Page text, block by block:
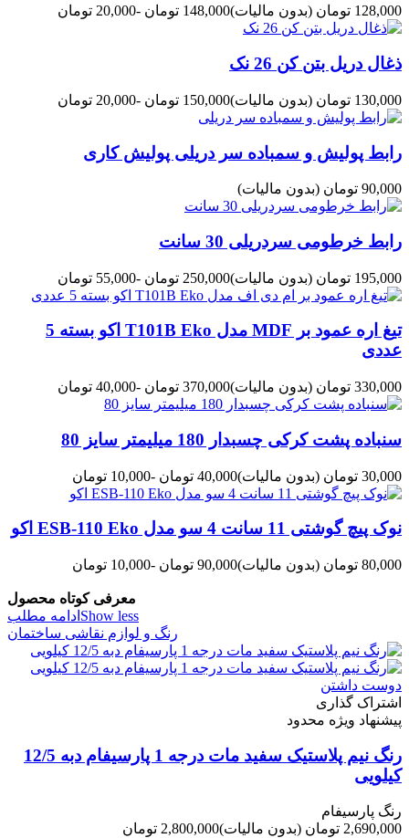
128,000 تومان (بدون مالیات)148,000 تومان -20,000 تومان
ذغال دریل بتن کن 26 نک
130,000 تومان (بدون مالیات)150,000 تومان -20,000 تومان
رابط پولیش و سمباده سر دریلی پولیش کاری
90,000 تومان (بدون مالیات)
رابط خرطومی سردریلی 30 سانت
195,000 تومان (بدون مالیات)250,000 تومان -55,000 تومان
تیغ اره عمود بر MDF مدل T101B Eko اکو بسته 5
عددی
330,000 تومان (بدون مالیات)370,000 تومان -40,000 تومان
سنباده پشت کرکی چسبدار 180 میلیمتر سایز 80
30,000 تومان (بدون مالیات)40,000 تومان -10,000 تومان
نوک پیچ گوشتی 11 سانت 4 سو مدل ESB-110 Eko اکو
80,000 تومان (بدون مالیات)90,000 تومان -10,000 تومان
معرفی کوتاه محصول
ادامه مطلب Show less
رنگ و لوازم نقاشی ساختمان
دوست داشتن
اشتراک گذاری
پیشنهاد ویژه محدود
رنگ نیم پلاستیک سفید مات درجه 1 پارسیفام دبه 12/5
کیلویی
رنگ پارسیفام
2,690,000 تومان
(بدون مالیات)2,800,000 تومان